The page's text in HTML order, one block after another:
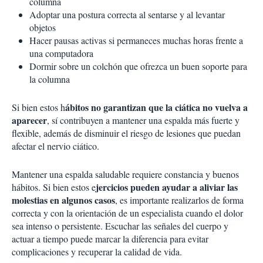
Adoptar una postura correcta al sentarse y al levantar
objetos
Hacer pausas activas si permaneces muchas horas frente a
una computadora
Dormir sobre un colchón que ofrezca un buen soporte para
la columna
Si bien estos hábitos no garantizan que la ciática no vuelva a
aparecer, sí contribuyen a mantener una espalda más fuerte y
flexible, además de disminuir el riesgo de lesiones que puedan
afectar el nervio ciático.
Mantener una espalda saludable requiere constancia y buenos
hábitos. Si bien estos ejercicios pueden ayudar a aliviar las
molestias en algunos casos, es importante realizarlos de forma
correcta y con la orientación de un especialista cuando el dolor
sea intenso o persistente. Escuchar las señales del cuerpo y
actuar a tiempo puede marcar la diferencia para evitar
complicaciones y recuperar la calidad de vida.